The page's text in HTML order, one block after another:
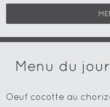
Menu du
Oeuf cocotte au